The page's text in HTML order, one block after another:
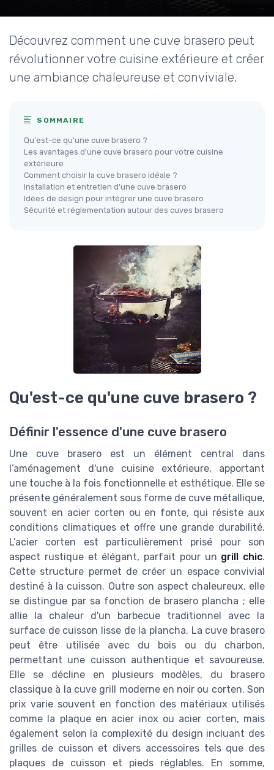
Découvrez comment une cuve brasero peut
révolutionner votre cuisine extérieure et créer
une ambiance chaleureuse et conviviale.
SOMMAIRE
Qu'est-ce qu'une cuve brasero ?
Les avantages d'une cuve brasero pour votre cuisine
extérieure
Comment choisir la cuve brasero idéale ?
Installation et entretien d'une cuve brasero
Idées de design pour intégrer une cuve brasero
Sécurité et réglementation autour des cuves brasero
Qu'est-ce qu'une cuve brasero ?
Définir l'essence d'une cuve brasero
Une cuve brasero est un élément central dans
l’aménagement d'une cuisine extérieure, apportant
une touche à la fois fonctionnelle et esthétique. Elle se
présente généralement sous forme de cuve métallique,
souvent en acier corten ou en fonte, qui résiste aux
conditions climatiques et offre une grande durabilité.
L’acier corten est particulièrement prisé pour son
aspect rustique et élégant, parfait pour un grill chic.
Cette structure permet de créer un espace convivial
destiné à la cuisson. Outre son aspect chaleureux, elle
se distingue par sa fonction de brasero plancha ; elle
allie la chaleur d'un barbecue traditionnel avec la
surface de cuisson lisse de la plancha. La cuve brasero
peut être utilisée avec du bois ou du charbon,
permettant une cuisson authentique et savoureuse.
Elle se décline en plusieurs modèles, du brasero
classique à la cuve grill moderne en noir ou corten. Son
prix varie souvent en fonction des matériaux utilisés
comme la plaque en acier inox ou acier corten, mais
également selon la complexité du design incluant des
grilles de cuisson et divers accessoires tels que des
plaques de cuisson et pieds réglables. En somme,